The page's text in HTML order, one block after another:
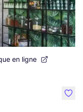
en ligne
like